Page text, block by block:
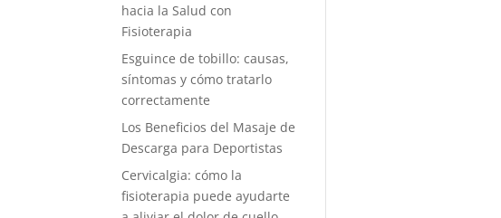
hacia la Salud con
Fisioterapia
Esguince de tobillo: causas,
síntomas y cómo tratarlo
correctamente
Los Beneficios del Masaje de
Descarga para Deportistas
Cervicalgia: cómo la
fisioterapia puede ayudarte